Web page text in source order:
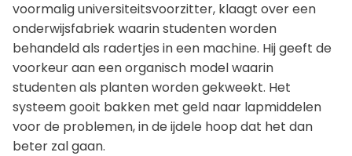
voormalig universiteitsvoorzitter, klaagt over een
onderwijsfabriek waarin studenten worden
behandeld als radertjes in een machine. Hij geeft de
voorkeur aan een organisch model waarin
studenten als planten worden gekweekt. Het
systeem gooit bakken met geld naar lapmiddelen
voor de problemen, in de ijdele hoop dat het dan
beter zal gaan.